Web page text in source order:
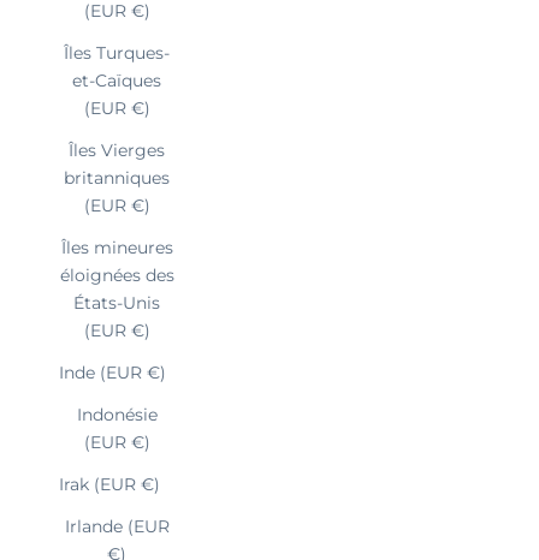
(EUR €)
Îles Turques-
et-Caïques
(EUR €)
Îles Vierges
britanniques
(EUR €)
Îles mineures
éloignées des
États-Unis
(EUR €)
Inde (EUR €)
Indonésie
(EUR €)
Irak (EUR €)
Irlande (EUR
€)